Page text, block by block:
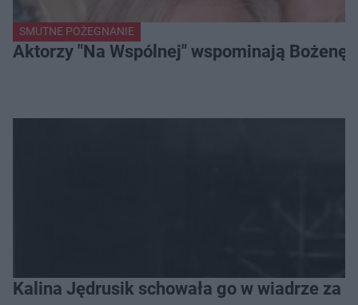
SMUTNE POŻEGNANIE
Aktorzy "Na Wspólnej" wspominają Bożenę
Kalina Jędrusik schowała go w wiadrze za